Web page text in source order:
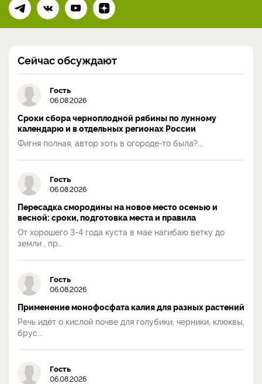
Сейчас обсуждают
Гость
06.08.2026
Сроки сбора черноплодной рябины по лунному
календарю и в отдельных регионах России
Фигня полная, автор хоть в огороде-то была?...
Гость
06.08.2026
Пересадка смородины на новое место осенью и
весной: сроки, подготовка места и правила
От хорошего 3-4 года куста в мае нагибаю ветку до
земли , пр...
Гость
06.08.2026
Применение монофосфата калия для разных растений
Речь идёт о кислой почве для голубики, черники, клюквы,
брус...
Гость
06.08.2026